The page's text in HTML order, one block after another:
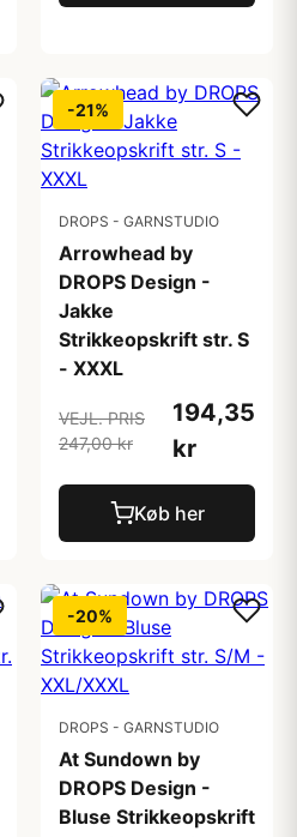
-21%
DROPS - GARNSTUDIO
Arrowhead by
DROPS Design -
Jakke
Strikkeopskrift str. S
- XXXL
VEJL. PRIS
247,00 kr
194,35
kr
Køb her
-20%
DROPS - GARNSTUDIO
At Sundown by
DROPS Design -
Bluse Strikkeopskrift